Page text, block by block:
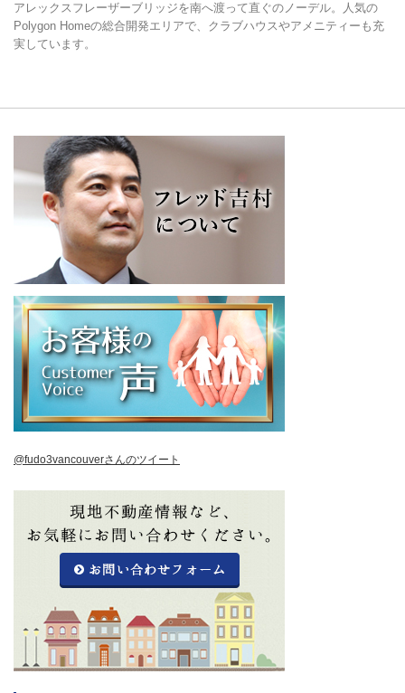
アレックスフレーザーブリッジを南へ渡って直ぐのノーデル。人気の
Polygon Homeの総合開発エリアで、クラブハウスやアメニティーも充
実しています。
@fudo3vancouverさんのツイート